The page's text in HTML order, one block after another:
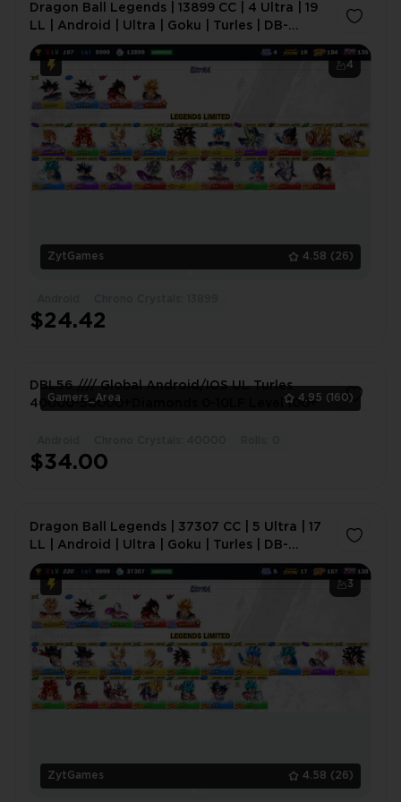
4
ZytGames 4.58 (26)
Dragon Ball Legends | 13899 CC | 4 Ultra | 19
LL | Android | Ultra | Goku | Turles | DB-
DYH9IA
$24.42
Gamers_Area 4.95 (160)
DBL56 //// Global Android/IOS UL Turles
40000-50000+Diamonds 0-10LF Level 100+
$34.00
3
ZytGames 4.58 (26)
Dragon Ball Legends | 37307 CC | 5 Ultra | 17
LL | Android | Ultra | Goku | Turles | DB-
9LAJIL